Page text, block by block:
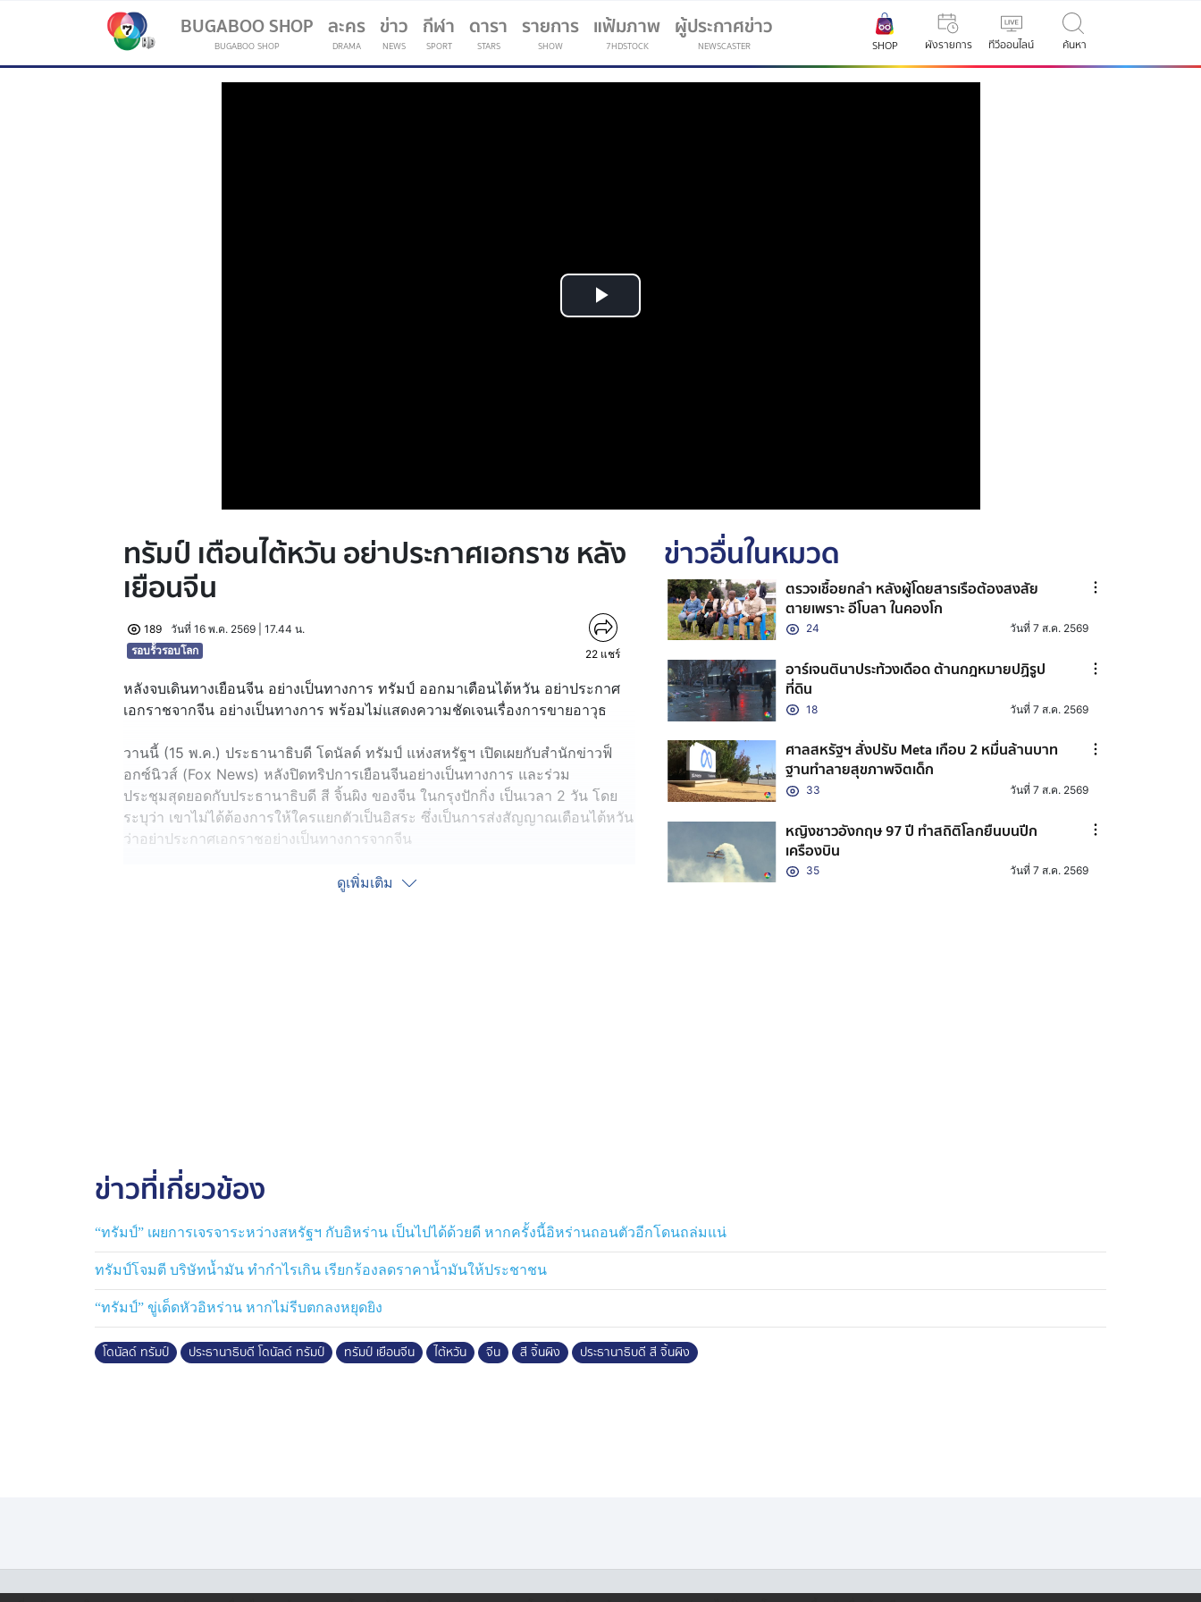
BUGABOO SHOP
BUGABOO SHOP
ละคร
DRAMA
ข่าว
NEWS
กีฬา
SPORT
(current)
ดารา
STARS
รายการ
SHOW
แฟ้มภาพ
7HDSTOCK
ผู้ประกาศข่าว
NEWSCASTER SHOP ผังรายการ ทีวีออนไลน์ ค้นหา
Play
ทรัมป์ เตือนไต้หวัน อย่าประกาศเอกราช หลัง
เยือนจีน
189
วันที่ 16 พ.ค. 2569 | 17.44 น.
รอบรั้วรอบโลก
22 แชร์
หลังจบเดินทางเยือนจีน อย่างเป็นทางการ ทรัมป์ ออกมาเตือนไต้หวัน อย่าประกาศ
เอกราชจากจีน อย่างเป็นทางการ พร้อมไม่แสดงความชัดเจนเรื่องการขายอาวุธ
วานนี้ (15 พ.ค.) ประธานาธิบดี โดนัลด์ ทรัมป์ แห่งสหรัฐฯ เปิดเผยกับสำนักข่าวฟ็
อกซ์นิวส์ (Fox News) หลังปิดทริปการเยือนจีนอย่างเป็นทางการ และร่วม
ประชุมสุดยอดกับประธานาธิบดี สี จิ้นผิง ของจีน ในกรุงปักกิ่ง เป็นเวลา 2 วัน โดย
ระบุว่า เขาไม่ได้ต้องการให้ใครแยกตัวเป็นอิสระ ซึ่งเป็นการส่งสัญญาณเตือนไต้หวัน
ว่าอย่าประกาศเอกราชอย่างเป็นทางการจากจีน
อย่างไรก็ตาม ก่อนหน้านี้ประธานาธิบดี ไล่ ชิงเต๋อ ของไต้หวัน ระบุว่า ไต้หวันไม่
ดูเพิ่มเติม
ข่าวอื่นในหมวด
ตรวจเชื้อยกลำ หลังผู้โดยสารเรือต้องสงสัย
ตายเพราะ อีโบลา ในคองโก
24 วันที่ 7 ส.ค. 2569
อาร์เจนตินาประท้วงเดือด ต้านกฎหมายปฏิรูป
ที่ดิน
18 วันที่ 7 ส.ค. 2569
ศาลสหรัฐฯ สั่งปรับ Meta เกือบ 2 หมื่นล้านบาท
ฐานทำลายสุขภาพจิตเด็ก
33 วันที่ 7 ส.ค. 2569
หญิงชาวอังกฤษ 97 ปี ทำสถิติโลกยืนบนปีก
เครืองบิน
35 วันที่ 7 ส.ค. 2569
ข่าวที่เกี่ยวข้อง
“ทรัมป์” เผยการเจรจาระหว่างสหรัฐฯ กับอิหร่าน เป็นไปได้ด้วยดี หากครั้งนี้อิหร่านถอนตัวอีกโดนถล่มแน่
ทรัมป์โจมตี บริษัทน้ำมัน ทำกำไรเกิน เรียกร้องลดราคาน้ำมันให้ประชาชน
“ทรัมป์” ขู่เด็ดหัวอิหร่าน หากไม่รีบตกลงหยุดยิง
โดนัลด์ ทรัมป์ ประธานาธิบดี โดนัลด์ ทรัมป์ ทรัมป์ เยือนจีน ไต้หวัน จีน สี จิ้นผิง ประธานาธิบดี สี จิ้นผิง